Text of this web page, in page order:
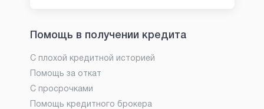
Помощь в получении кредита
С плохой кредитной историей
Помощь за откат
С просрочками
Помощь кредитного брокера